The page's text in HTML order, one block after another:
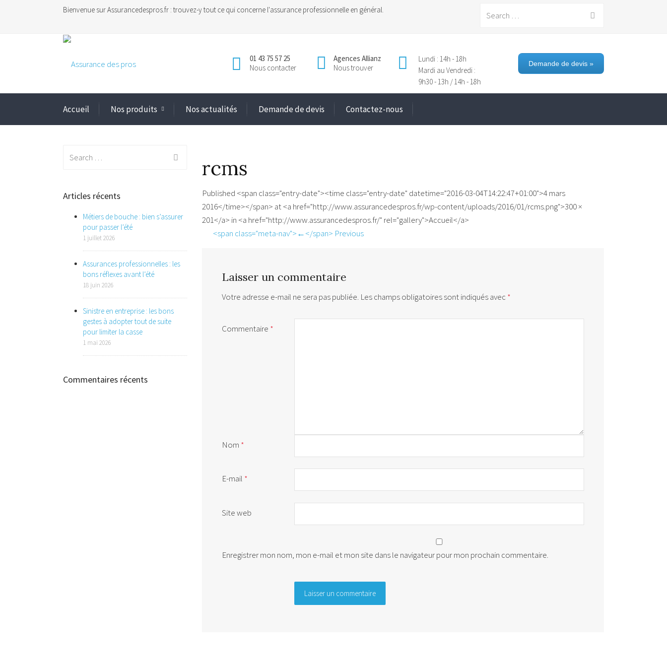
Bienvenue sur Assurancedespros.fr : trouvez-y tout ce qui concerne l'assurance professionnelle en général.
Demande de devis »
Lundi : 14h - 18h
Mardi au Vendredi :
9h30 - 13h / 14h - 18h
Agences Allianz
Nous trouver
01 43 75 57 25
Nous contacter
Accueil Nos produits Nos actualités Demande de devis Contactez-nous
rcms
Published <span class="entry-date"><time class="entry-date" datetime="2016-03-04T14:22:47+01:00">4 mars
2016</time></span> at <a href="http://www.assurancedespros.fr/wp-content/uploads/2016/01/rcms.png">300 ×
201</a> in <a href="http://www.assurancedespros.fr/" rel="gallery">Accueil</a>
<span class="meta-nav">←</span> Previous
Laisser un commentaire
Votre adresse e-mail ne sera pas publiée. Les champs obligatoires sont indiqués avec*
Commentaire *
Nom *
E-mail *
Site web
Enregistrer mon nom, mon e-mail et mon site dans le navigateur pour mon prochain commentaire.
Articles récents
Métiers de bouche : bien s’assurer
pour passer l’été
1 juillet 2026
Assurances professionnelles : les
bons réflexes avant l’été
18 juin 2026
Sinistre en entreprise : les bons
gestes à adopter tout de suite
pour limiter la casse
1 mai 2026
Commentaires récents